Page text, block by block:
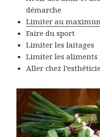
démarche
Limiter au
Faire du sport
Limiter les laitages
Limiter les aliments
Aller chez